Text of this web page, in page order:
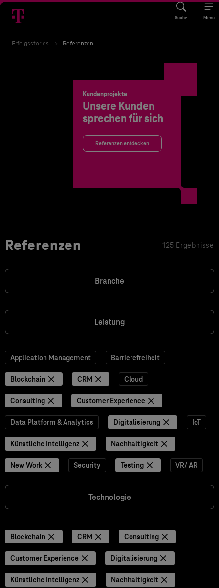
Suche Menü
Erfolgsstories Referenzen
Kundenprojekte
Unsere Kunden
sprechen für sich
Referenzen entdecken
Referenzen 125 Ergebnisse
Branche
Leistung
Application Management Barrierefreiheit
Blockchain CRM Cloud
Consulting Customer Experience
Data Platform & Analytics Digitalisierung IoT
Künstliche Intelligenz Nachhaltigkeit
New Work Security Testing VR/ AR
Technologie
Blockchain CRM Consulting
Customer Experience Digitalisierung
Künstliche Intelligenz Nachhaltigkeit